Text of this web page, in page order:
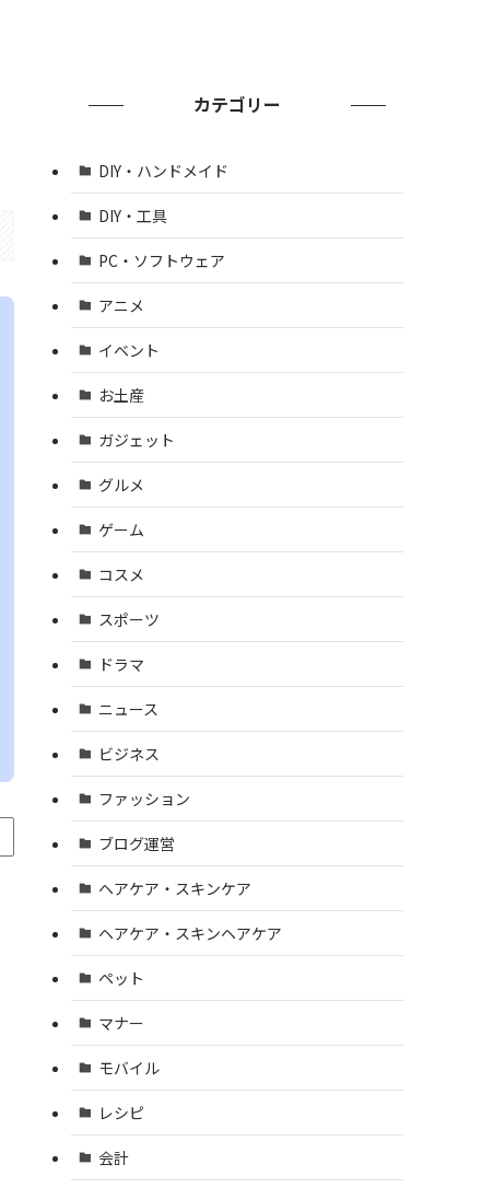
カテゴリー
DIY・ハンドメイド
DIY・工具
PC・ソフトウェア
アニメ
イベント
お土産
ガジェット
グルメ
ゲーム
コスメ
スポーツ
ドラマ
ニュース
ビジネス
ファッション
ブログ運営
ヘアケア・スキンケア
ヘアケア・スキンヘアケア
ペット
マナー
モバイル
レシピ
会計